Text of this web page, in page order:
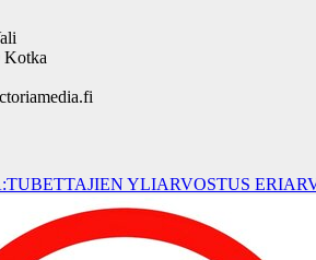
Kotka
YLIARVOSTUS